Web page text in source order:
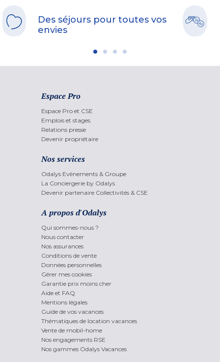
Des séjours pour toutes vos
envies
Espace Pro
Espace Pro et CSE
Emplois et stages
Relations presse
Devenir propriétaire
Nos services
Odalys Evènements & Groupe
La Conciergerie by Odalys
Devenir partenaire Collectivités & CSE
A propos d'Odalys
Qui sommes-nous ?
Nous contacter
Nos assurances
Conditions de vente
Données personnelles
Gérer mes cookies
Garantie prix moins cher
Aide et FAQ
Mentions légales
Guide de vos vacances
Thématiques de location vacances
Vente de mobil-home
Nos engagements RSE
Nos gammes Odalys Vacances